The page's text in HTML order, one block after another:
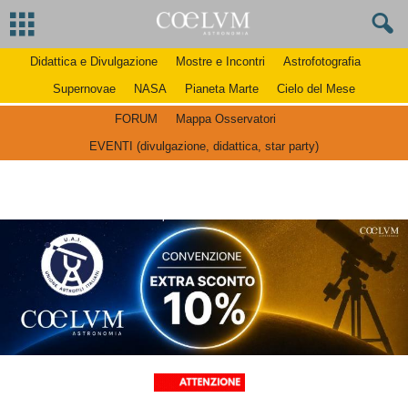
Didattica e Divulgazione Mostre e Incontri
Astrofotografia
Supernovae
NASA Pianeta Marte Cielo del Mese
FORUM
Mappa Osservatori
EVENTI (divulgazione, didattica, star party)